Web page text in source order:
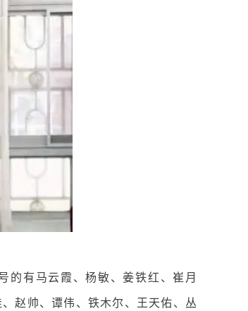
有马云霞、杨敏、姜铁红、崔月
赵帅、谭伟、铁木尔、王天佑、丛